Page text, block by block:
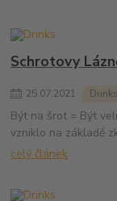
Schrotovy
25.07.2021 Drinks
Být na šrot = Být
vzniklo na základě
celý článek